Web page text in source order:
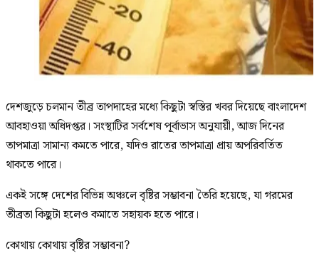
দেশজুড়ে চলমান তীব্র তাপদাহের মধ্যে কিছুটা স্বস্তির খবর দিয়েছে বাংলাদেশ
আবহাওয়া অধিদপ্তর। সংস্থাটির সর্বশেষ পূর্বাভাস অনুযায়ী, আজ দিনের
তাপমাত্রা সামান্য কমতে পারে, যদিও রাতের তাপমাত্রা প্রায় অপরিবর্তিত
থাকতে পারে।
একই সঙ্গে দেশের বিভিন্ন অঞ্চলে বৃষ্টির সম্ভাবনা তৈরি হয়েছে, যা গরমের
তীব্রতা কিছুটা হলেও কমাতে সহায়ক হতে পারে।
কোথায় কোথায় বৃষ্টির সম্ভাবনা?